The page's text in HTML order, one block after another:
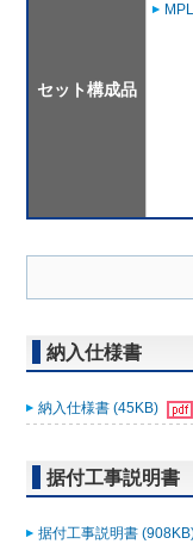
セット構成品
納入仕様書
納入仕様書 (45KB)
据付工事説明書
据付工事説明書